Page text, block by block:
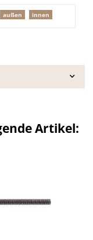
außen innen
Artikel: